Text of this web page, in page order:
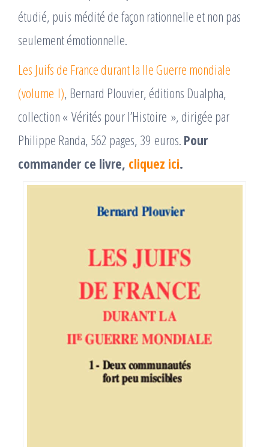
étudié, puis médité de façon rationnelle et non pas
seulement émotionnelle.
Les Juifs de France durant la IIe Guerre mondiale
(volume I), Bernard Plouvier, éditions Dualpha,
collection « Vérités pour l’Histoire », dirigée par
Philippe Randa, 562 pages, 39 euros. Pour
commander ce livre, cliquez ici.